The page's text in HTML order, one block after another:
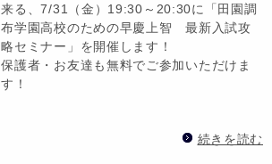
来る、7/31（金）19:30～20:30に「田園調
布学園高校のための早慶上智 最新入試攻
略セミナー」を開催します！
保護者・お友達も無料でご参加いただけま
す！
続きを読む